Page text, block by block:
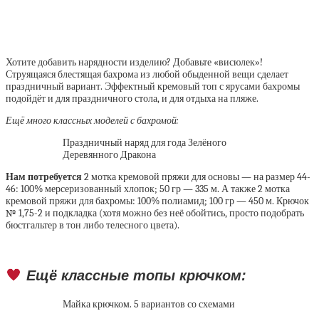
Хотите добавить нарядности изделию? Добавьте «висюлек»!
Струящаяся блестящая бахрома из любой обыденной вещи сделает
праздничный вариант. Эффектный кремовый топ с ярусами бахромы
подойдёт и для праздничного стола, и для отдыха на пляже.
Ещё много классных моделей с бахромой:
Праздничный наряд для года Зелёного
Деревянного Дракона
Нам потребуется 2 мотка кремовой пряжи для основы — на размер 44-
46: 100% мерсеризованный хлопок; 50 гр — 335 м. А также 2 мотка
кремовой пряжи для бахромы: 100% полиамид; 100 гр — 450 м. Крючок
№ 1,75-2 и подкладка (хотя можно без неё обойтись, просто подобрать
бюстгальтер в тон либо телесного цвета).
Ещё классные топы крючком:
Майка крючком. 5 вариантов со схемами